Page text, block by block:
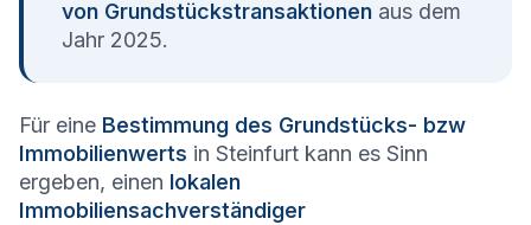
von Grundstückstransaktionen aus dem
Jahr 2025.
Für eine Bestimmung des Grundstücks- bzw
Immobilienwerts in Steinfurt kann es Sinn
ergeben, einen lokalen
Immobiliensachverständiger